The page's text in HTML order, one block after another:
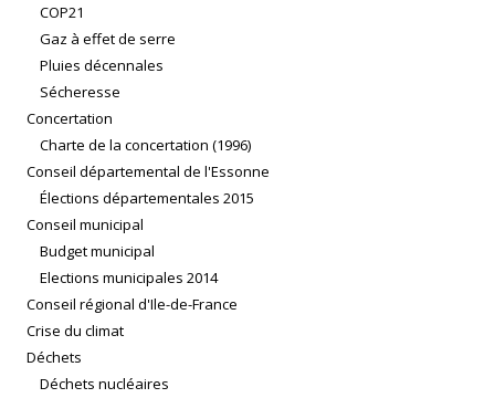
COP21
Gaz à effet de serre
Pluies décennales
Sécheresse
Concertation
Charte de la concertation (1996)
Conseil départemental de l'Essonne
Élections départementales 2015
Conseil municipal
Budget municipal
Elections municipales 2014
Conseil régional d'Ile-de-France
Crise du climat
Déchets
Déchets nucléaires